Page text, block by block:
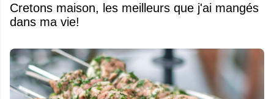
Cretons maison, les meilleurs que j'ai mangés
dans ma vie!